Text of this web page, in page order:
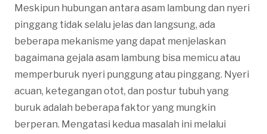
Meskipun hubungan antara asam lambung dan nyeri
pinggang tidak selalu jelas dan langsung, ada
beberapa mekanisme yang dapat menjelaskan
bagaimana gejala asam lambung bisa memicu atau
memperburuk nyeri punggung atau pinggang. Nyeri
acuan, ketegangan otot, dan postur tubuh yang
buruk adalah beberapa faktor yang mungkin
berperan. Mengatasi kedua masalah ini melalui